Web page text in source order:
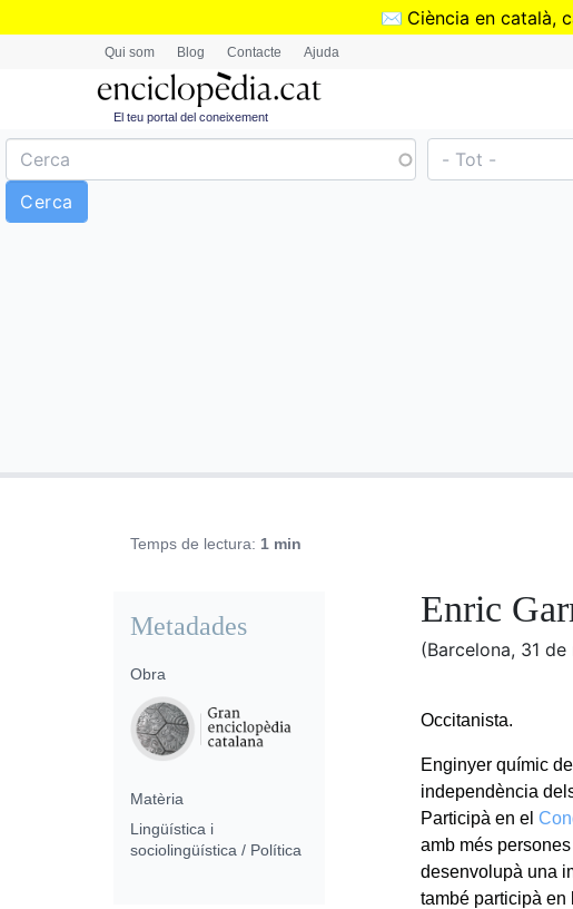
✉️ Ciència en català,
Qui som Blog Contacte Ajuda
El teu portal del coneixement
Temps de lectura: 1 min
Enric
(Barcelona, 31
Occitanista.
Enginyer químic
independència
Participà en el
amb més persones
desenvolupà una
també participà
Metadades
Obra
Matèria
Lingüística i
sociolingüística / Política